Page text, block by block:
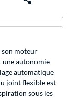
son moteur
une autonomie
automatique
joint flexible est
sous les